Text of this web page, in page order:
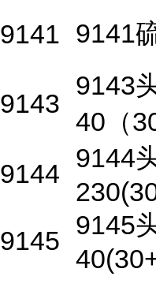
9141 9141
9143
9143
40（
9144
9144
9145
9145